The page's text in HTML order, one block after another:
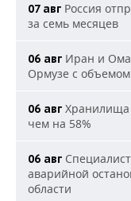
07 авг Россия
за семь месяцев
06 авг Иран и
Ормузе с
06 авг Хранилища
чем на 58%
06 авг
аварийной
области